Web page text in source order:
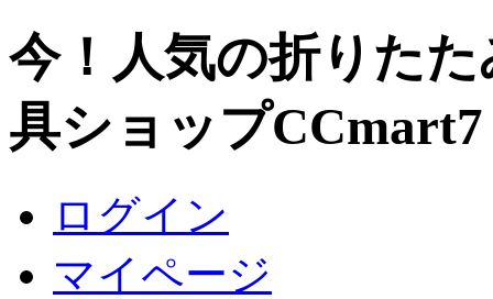
今！人気の折りた
具ショップ
ログイン
マイページ